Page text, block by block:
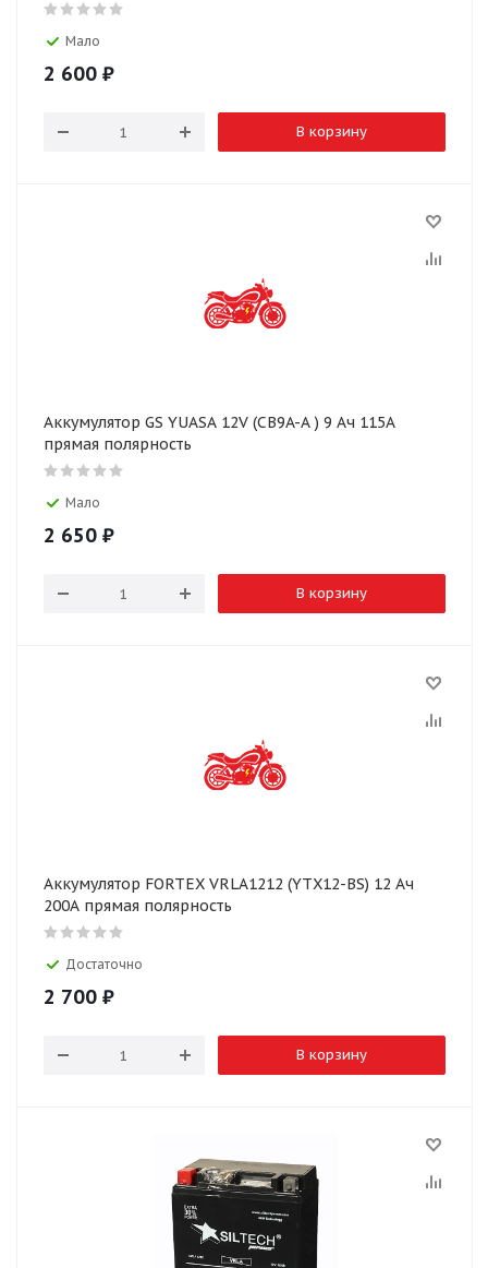
Мало
2 600 ₽
В корзину
Аккумулятор GS YUASA 12V (CB9A-A ) 9 Ач 115А
прямая полярность
Мало
2 650 ₽
В корзину
Аккумулятор FORTEX VRLA1212 (YTX12-BS) 12 Ач
200А прямая полярность
Достаточно
2 700 ₽
В корзину